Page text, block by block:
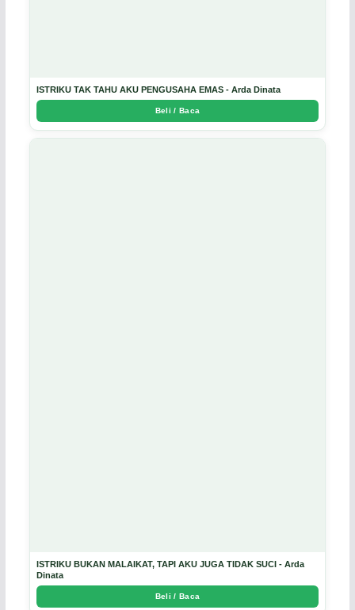
ISTRIKU TAK TAHU AKU PENGUSAHA EMAS - Arda Dinata
Beli / Baca
ISTRIKU BUKAN MALAIKAT, TAPI AKU JUGA TIDAK SUCI - Arda
Dinata
Beli / Baca